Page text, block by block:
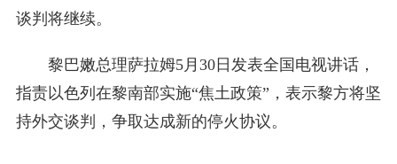
谈判将继续。
黎巴嫩总理萨拉姆5月30日发表全国电视讲话，
指责以色列在黎南部实施“焦土政策”，表示黎方将坚
持外交谈判，争取达成新的停火协议。